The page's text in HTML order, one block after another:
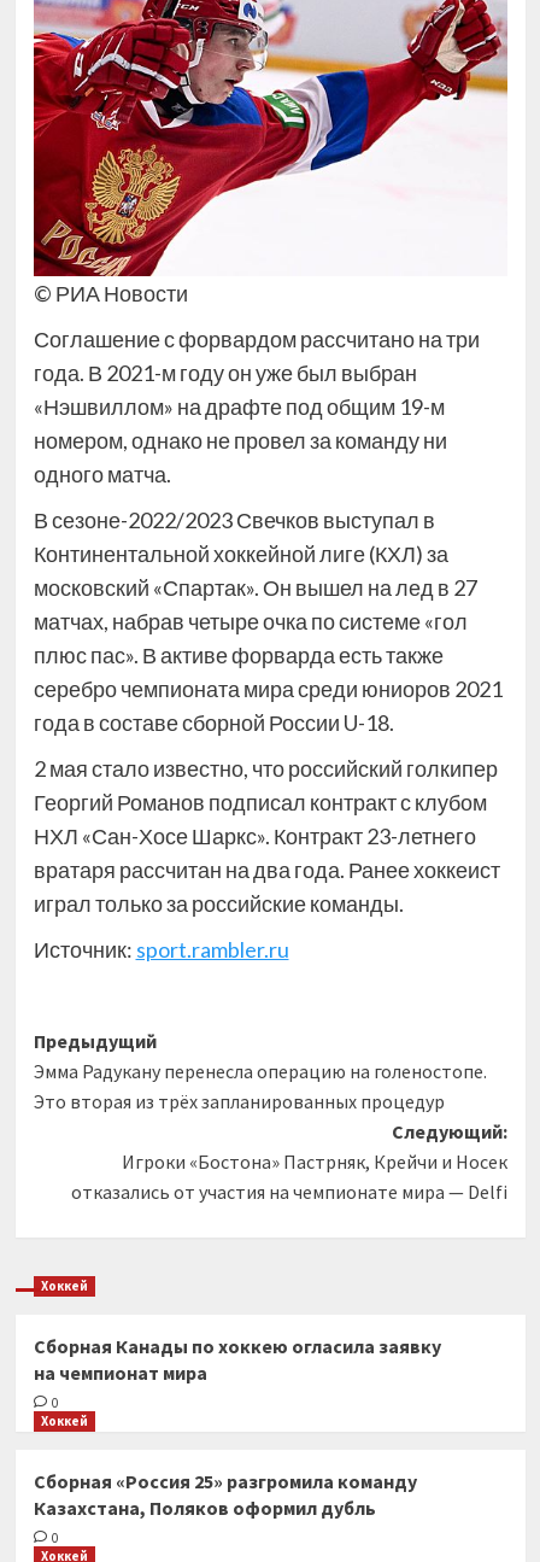
© РИА Новости
Соглашение с форвардом рассчитано на три
года. В 2021-м году он уже был выбран
«Нэшвиллом» на драфте под общим 19-м
номером, однако не провел за команду ни
одного матча.
В сезоне-2022/2023 Свечков выступал в
Континентальной хоккейной лиге (КХЛ) за
московский «Спартак». Он вышел на лед в 27
матчах, набрав четыре очка по системе «гол
плюс пас». В активе форварда есть также
серебро чемпионата мира среди юниоров 2021
года в составе сборной России U-18.
2 мая стало известно, что российский голкипер
Георгий Романов подписал контракт с клубом
НХЛ «Сан-Хосе Шаркс». Контракт 23-летнего
вратаря рассчитан на два года. Ранее хоккеист
играл только за российские команды.
Источник: sport.rambler.ru
Навигация
записи
Предыдущий
Эмма Радукану перенесла операцию на голеностопе.
Это вторая из трёх запланированных процедур
Следующий:
Игроки «Бостона» Пастрняк, Крейчи и Носек
отказались от участия на чемпионате мира — Delfi
Хоккей
Сборная Канады по хоккею огласила заявку
на чемпионат мира
0
Хоккей
Сборная «Россия 25» разгромила команду
Казахстана, Поляков оформил дубль
0
Хоккей